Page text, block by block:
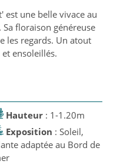
est une belle vivace au
floraison généreuse
les regards. Un atout
ensoleillés.
Hauteur: 1-1.20m
Exposition : Soleil,
adaptée au Bord de